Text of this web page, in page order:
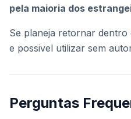
pela maioria dos
Se planeja retornar dentro
e possivel utilizar sem
Perguntas